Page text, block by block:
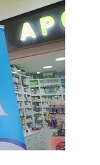
bubrega